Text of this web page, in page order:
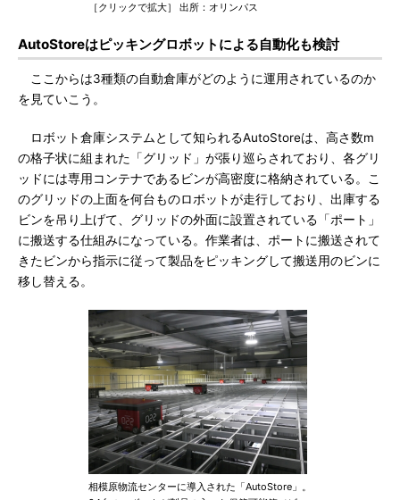
［クリックで拡大］ 出所：オリンパス
AutoStoreはピッキングロボットによる自動化も検討
ここからは3種類の自動倉庫がどのように運用されているのか
を見ていこう。
ロボット倉庫システムとして知られるAutoStoreは、高さ数m
の格子状に組まれた「グリッド」が張り巡らされており、各グリ
ッドには専用コンテナであるビンが高密度に格納されている。こ
のグリッドの上面を何台ものロボットが走行しており、出庫する
ビンを吊り上げて、グリッドの外面に設置されている「ポート」
に搬送する仕組みになっている。作業者は、ポートに搬送されて
きたビンから指示に従って製品をピッキングして搬送用のビンに
移し替える。
相模原物流センターに導入された「AutoStore」。